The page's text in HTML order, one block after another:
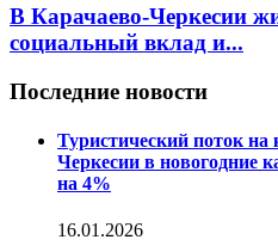
В Карачаево-Черкесии
социальный вклад и...
Последние новости
Туристический поток
Черкесии в новогодние
на 4%
16.01.2026